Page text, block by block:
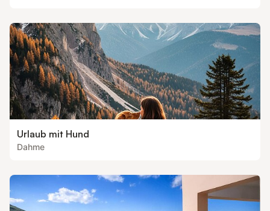
Urlaub mit Hund
Dahme